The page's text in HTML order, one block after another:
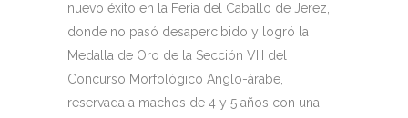
nuevo éxito en la Feria del Caballo de Jerez,
donde no pasó desapercibido y logró la
Medalla de Oro de la Sección VIII del
Concurso Morfológico Anglo-árabe,
reservada a machos de 4 y 5 años con una